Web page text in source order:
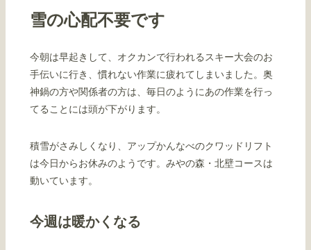
雪の心配不要です
今朝は早起きして、オクカンで行われるスキー大会のお
手伝いに行き、慣れない作業に疲れてしまいました。奥
神鍋の方や関係者の方は、毎日のようにあの作業を行っ
てることには頭が下がります。
積雪がさみしくなり、アップかんなべのクワッドリフト
は今日からお休みのようです。みやの森・北壁コースは
動いています。
今週は暖かくなる